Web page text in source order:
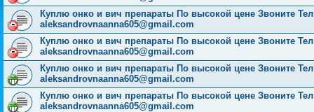
Куплю онко и вич препараты По высокой цене Звоните
aleksandrovnaanna605@gmail.com
Куплю онко и вич препараты По высокой цене Звоните
aleksandrovnaanna605@gmail.com
Куплю онко и вич препараты По высокой цене Звоните
aleksandrovnaanna605@gmail.com
Куплю онко и вич препараты По высокой цене Звоните
aleksandrovnaanna605@gmail.com